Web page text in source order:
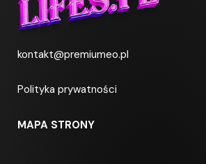
kontakt@premiumeo.pl
Polityka prywatności
MAPA STRONY